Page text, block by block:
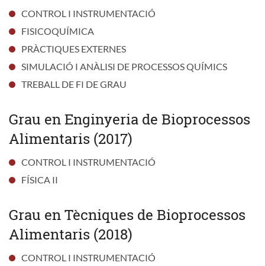
CONTROL I INSTRUMENTACIÓ
FISICOQUÍMICA
PRÀCTIQUES EXTERNES
SIMULACIÓ I ANÀLISI DE PROCESSOS QUÍMICS
TREBALL DE FI DE GRAU
Grau en Enginyeria de Bioprocessos
Alimentaris (2017)
CONTROL I INSTRUMENTACIÓ
FÍSICA II
Grau en Tècniques de Bioprocessos
Alimentaris (2018)
CONTROL I INSTRUMENTACIÓ